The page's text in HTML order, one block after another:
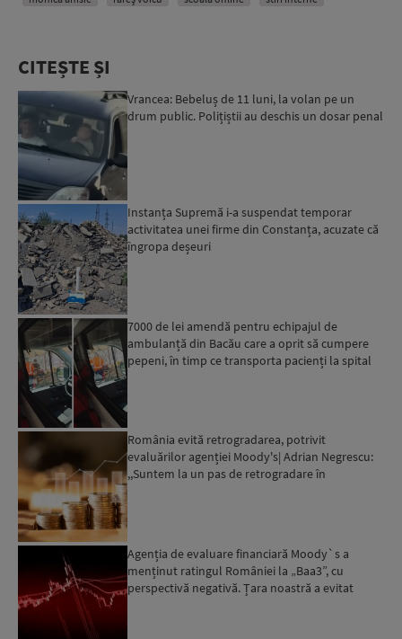
CITEȘTE ȘI
Vrancea: Bebeluș de 11 luni, la volan pe un
drum public. Polițiștii au deschis un dosar penal
Instanța Supremă i-a suspendat temporar
activitatea unei firme din Constanța, acuzate că
îngropa deșeuri
7000 de lei amendă pentru echipajul de
ambulanță din Bacău care a oprit să cumpere
pepeni, în timp ce transporta pacienți la spital
România evită retrogradarea, potrivit
evaluărilor agenției Moody's| Adrian Negrescu:
,,Suntem la un pas de retrogradare în
Agenția de evaluare financiară Moody`s a
menținut ratingul României la „Baa3”, cu
perspectivă negativă. Țara noastră a evitat